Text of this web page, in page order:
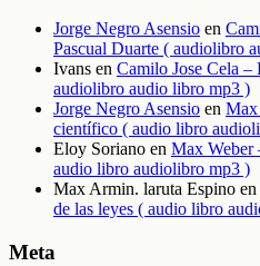
Jorge Negro Asensio en
Pascual Duarte ( audiolibro
Ivans en Camilo Jose Cela –
audiolibro audio libro mp3 )
Jorge Negro Asensio en Max
científico ( audio libro
Eloy Soriano en Max Weber
audio libro audiolibro mp3 )
Max Armin. laruta Espino en
de las leyes ( audio libro
Meta